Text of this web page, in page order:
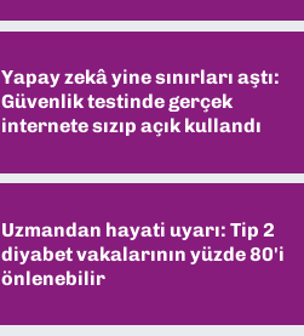
Yapay zekâ yine sınırları aştı:
Güvenlik testinde gerçek
internete sızıp açık kullandı
Uzmandan hayati uyarı: Tip 2
diyabet vakalarının yüzde 80'i
önlenebilir